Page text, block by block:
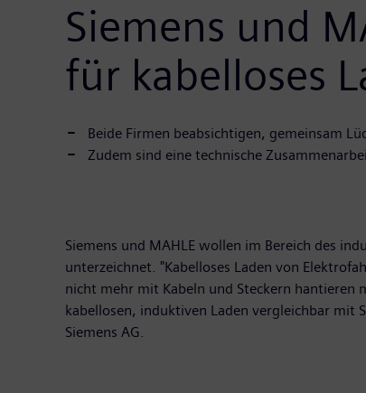
Siemens und
für kabelloses
Beide Firmen beabsichtigen, gemeinsam
Zudem sind eine technische
Siemens und MAHLE wollen im Bereich des
unterzeichnet. "Kabelloses Laden von
nicht mehr mit Kabeln und Steckern hantieren
kabellosen, induktiven Laden vergleichbar mit
Siemens AG.